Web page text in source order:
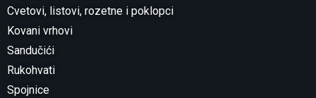
Cvetovi, listovi, rozetne i poklopci
Kovani vrhovi
Sandučići
Rukohvati
Spojnice